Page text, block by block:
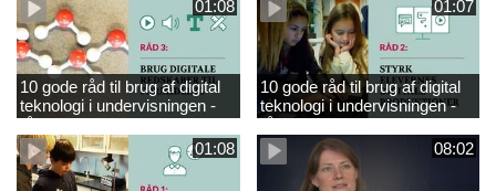
01:08
10 gode råd til brug af digital
teknologi i undervisningen -
råd 3
01:07
10 gode råd til brug af digital
teknologi i undervisningen -
råd 2
01:08
08:02